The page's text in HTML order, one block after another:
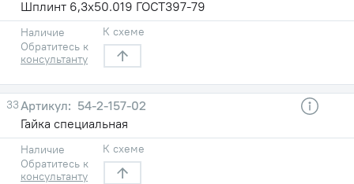
Шплинт 6,3x50.019 ГОСТ397-79
Наличие
Обратитесь к
консультанту
К схеме
33
54-2-157-02
Гайка специальная
Наличие
Обратитесь к
консультанту
К схеме